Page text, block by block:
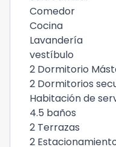
Comedor
Cocina
Lavandería
vestíbulo
2 Dormitorio
2 Dormitorios
Habitación de
4.5 baños
2 Terrazas
2